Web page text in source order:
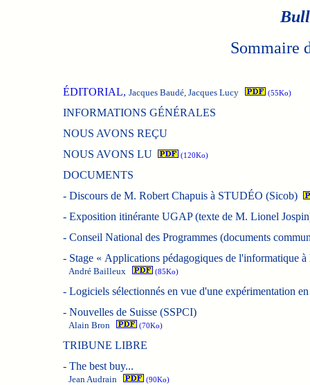
Sommaire
ÉDITORIAL, Jacques Baudé, Jacques Lucy (55Ko)
INFORMATIONS GÉNÉRALES
NOUS AVONS REÇU
NOUS AVONS LU
(120Ko)
DOCUMENTS
- Discours de M. Robert Chapuis à STUDÉO (Sicob)
- Exposition itinérante UGAP (texte de M. Lionel
- Conseil National des Programmes (documents
- Stage « Applications pédagogiques de l'informatique à
André Bailleux (85Ko)
- Logiciels sélectionnés en vue d'une expérimentation
- Nouvelles de Suisse (SSPCI)
Alain Bron (70Ko)
TRIBUNE LIBRE
- The best buy...
Jean Audrain (90Ko)